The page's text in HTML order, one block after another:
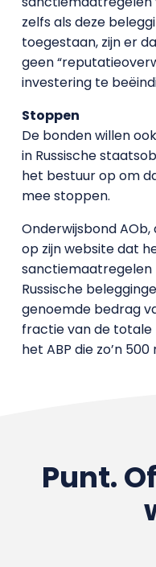
zelfs als deze
toegestaan, zijn er
geen
investering te
Stoppen
De bonden willen
in Russische
het bestuur op om
mee stoppen.
Onderwijsbond AOb,
op zijn website dat
sanctiemaatregelen
Russische
genoemde bedrag
fractie van de
het ABP die zo’n
Punt.